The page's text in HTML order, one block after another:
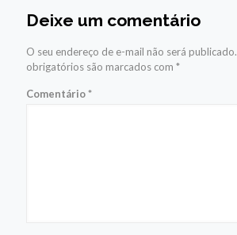
Deixe um comentário
O seu endereço de e-mail não será publicado.
obrigatórios são marcados com *
Comentário*